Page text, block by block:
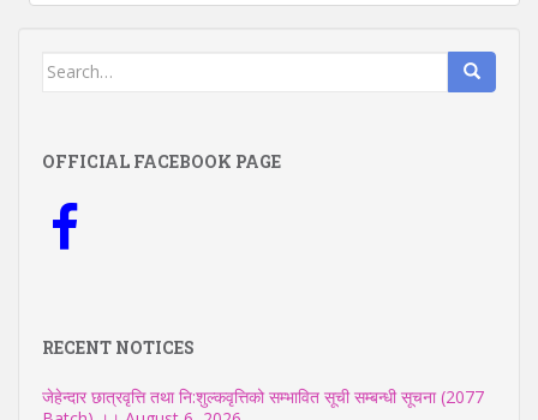
Search
OFFICIAL FACEBOOK PAGE
RECENT NOTICES
जेहेन्दार छात्रवृत्ति तथा नि:शुल्कवृत्तिको सम्भावित सूची सम्बन्धी सूचना (2077